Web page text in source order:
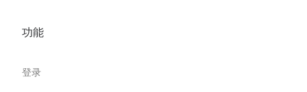
功能
登录